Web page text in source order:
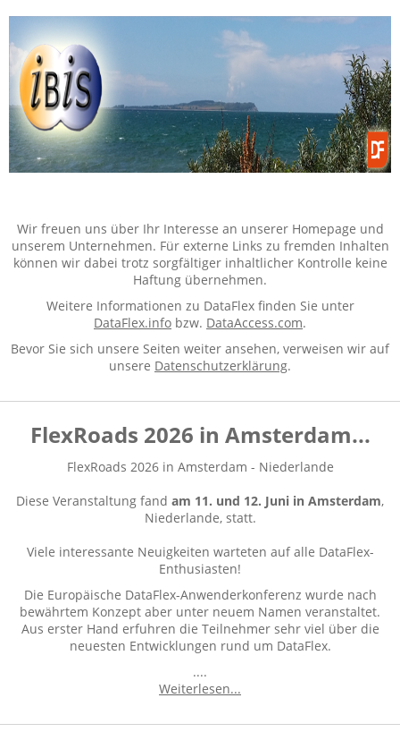
Wir freuen uns über Ihr Interesse an unserer Homepage und
unserem Unternehmen. Für externe Links zu fremden Inhalten
können wir dabei trotz sorgfältiger inhaltlicher Kontrolle keine
Haftung übernehmen.
Weitere Informationen zu DataFlex finden Sie unter
DataFlex.info bzw. DataAccess.com.
Bevor Sie sich unsere Seiten weiter ansehen, verweisen wir auf
unsere Datenschutzerklärung.
FlexRoads 2026 in Amsterdam...
FlexRoads 2026 in Amsterdam - Niederlande
Diese Veranstaltung fand am 11. und 12. Juni in Amsterdam,
Niederlande, statt.
Viele interessante Neuigkeiten warteten auf alle DataFlex-
Enthusiasten!
Die Europäische DataFlex-Anwenderkonferenz wurde nach
bewährtem Konzept aber unter neuem Namen veranstaltet.
Aus erster Hand erfuhren die Teilnehmer sehr viel über die
neuesten Entwicklungen rund um DataFlex.
....
Weiterlesen...